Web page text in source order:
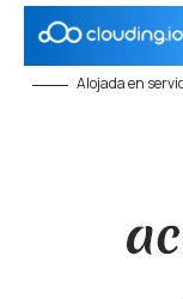
Alojada en